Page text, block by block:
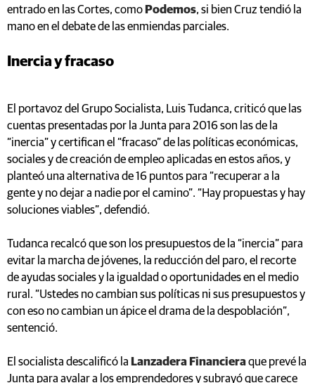
entrado en las Cortes, como Podemos, si bien Cruz tendió la
mano en el debate de las enmiendas parciales.
Inercia y fracaso
El portavoz del Grupo Socialista, Luis Tudanca, criticó que las
cuentas presentadas por la Junta para 2016 son las de la
“inercia” y certifican el “fracaso” de las políticas económicas,
sociales y de creación de empleo aplicadas en estos años, y
planteó una alternativa de 16 puntos para “recuperar a la
gente y no dejar a nadie por el camino”. “Hay propuestas y hay
soluciones viables”, defendió.
Tudanca recalcó que son los presupuestos de la “inercia” para
evitar la marcha de jóvenes, la reducción del paro, el recorte
de ayudas sociales y la igualdad o oportunidades en el medio
rural. “Ustedes no cambian sus políticas ni sus presupuestos y
con eso no cambian un ápice el drama de la despoblación”,
sentenció.
El socialista descalificó la Lanzadera Financieraque prevé la
Junta para avalar a los emprendedores y subrayó que carece